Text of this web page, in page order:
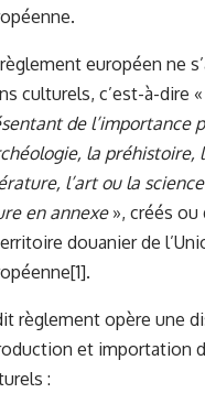
européen ne
culturels, c’est-à-dire «
de l’importance
la préhistoire,
l’art ou la
en annexe», créés ou
douanier de
[1].
règlement opère une
et importation
: